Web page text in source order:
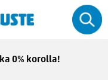
0% korolla!